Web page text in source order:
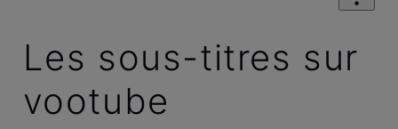
Les sous-titres sur
vootube